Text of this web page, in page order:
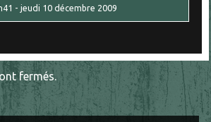
-jeudi 10 décembre 2009
fermés.